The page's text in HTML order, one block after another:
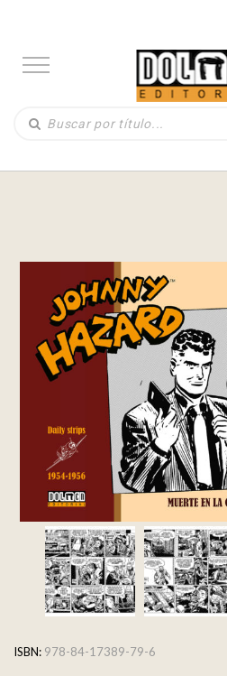
ISBN: 978-84-17389-79-6